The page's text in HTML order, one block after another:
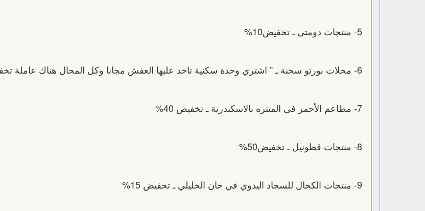
5- منتجات دومتي ـ تخفيض10%
6- محلات بورتو سخنة ـ ” اشتري وحدة سكنية تاخد عليها العفش مجانا وكل المحال هناك عاملة تخفيض 10 % “.
7- مطاعم الأحمر فى المنتزه بالاسكندرية ـ تخفيض 40%
8- منتجات قطونيل ـ تخفيض50%
9- منتجات الكحال للسجاد اليدوي في خان الخليلي ـ تخفيض 15%